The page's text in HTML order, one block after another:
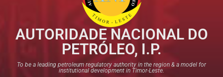
AUTORIDADE NACIONAL DO
PETRÓLEO, I.P.
To be a leading petroleum regulatory authority in the region & a model for
institutional development in Timor-Leste.